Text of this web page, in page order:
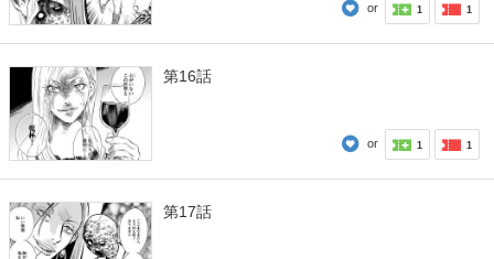
or 1 1
第16話
or 1 1
第17話